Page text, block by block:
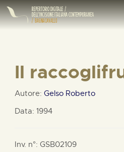
Il
Autore: Gelso Roberto
Data: 1994
Inv. n°: GSB02109